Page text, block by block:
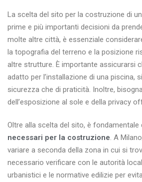
La scelta del sito per la costruzione di
prime e più importanti decisioni da
molte altre città, è essenziale
la topografia del terreno e la posizione
altre strutture. È importante assicurarsi
adatto per l’installazione di una piscina,
sicurezza che di praticità. Inoltre,
dell’esposizione al sole e della privacy
Oltre alla scelta del sito, è fondamentale
necessari per la costruzione. A
variare a seconda della zona in cui si
necessario verificare con le autorità
urbanistici e le normative edilizie per